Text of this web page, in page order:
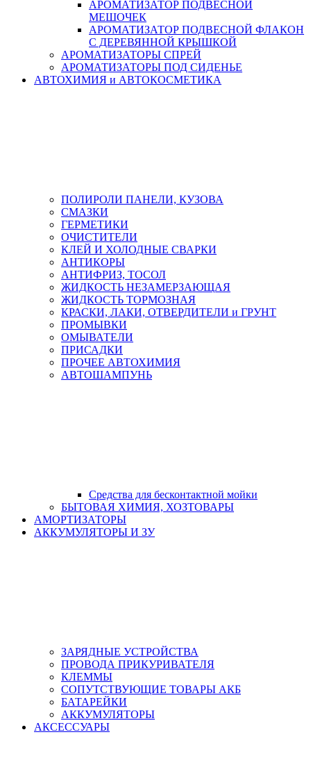
АРОМАТИЗАТОР ПОДВЕСНОЙ
МЕШОЧЕК
АРОМАТИЗАТОР ПОДВЕСНОЙ ФЛАКОН
С ДЕРЕВЯННОЙ КРЫШКОЙ
АРОМАТИЗАТОРЫ СПРЕЙ
АРОМАТИЗАТОРЫ ПОД СИДЕНЬЕ
АВТОХИМИЯ и АВТОКОСМЕТИКА
ПОЛИРОЛИ ПАНЕЛИ, КУЗОВА
СМАЗКИ
ГЕРМЕТИКИ
ОЧИСТИТЕЛИ
КЛЕЙ И ХОЛОДНЫЕ СВАРКИ
АНТИКОРЫ
АНТИФРИЗ, ТОСОЛ
ЖИДКОСТЬ НЕЗАМЕРЗАЮЩАЯ
ЖИДКОСТЬ ТОРМОЗНАЯ
КРАСКИ, ЛАКИ, ОТВЕРДИТЕЛИ и ГРУНТ
ПРОМЫВКИ
ОМЫВАТЕЛИ
ПРИСАДКИ
ПРОЧЕЕ АВТОХИМИЯ
АВТОШАМПУНЬ
Средства для бесконтактной мойки
БЫТОВАЯ ХИМИЯ, ХОЗТОВАРЫ
АМОРТИЗАТОРЫ
АККУМУЛЯТОРЫ И ЗУ
ЗАРЯДНЫЕ УСТРОЙСТВА
ПРОВОДА ПРИКУРИВАТЕЛЯ
КЛЕММЫ
СОПУТСТВУЮЩИЕ ТОВАРЫ АКБ
БАТАРЕЙКИ
АККУМУЛЯТОРЫ
АКСЕСCУАРЫ